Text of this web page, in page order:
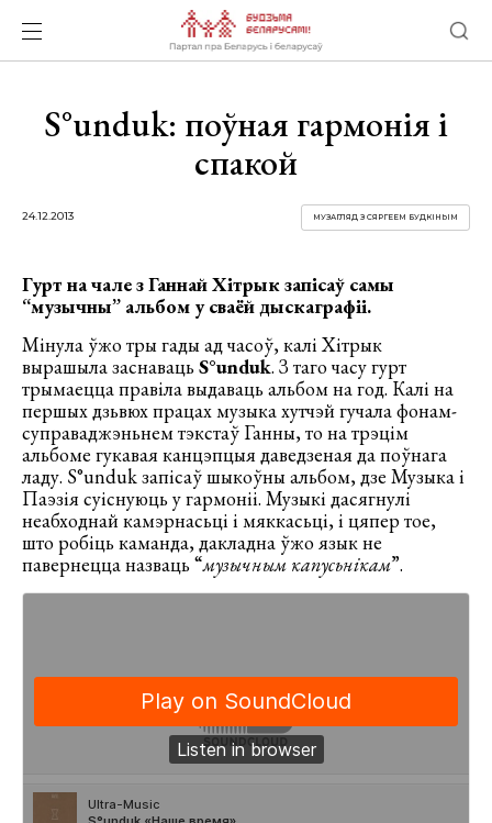
S°unduk: поўная гармонія і
спакой
24.12.2013 МУЗАГЛЯД З СЯРГЕЕМ БУДКІНЫМ
Гурт на чале з Ганнай Хітрык запісаў самы
“музычны” альбом у сваёй дыскаграфіі.
Мінула ўжо тры гады ад часоў, калі Хітрык
вырашыла заснавацьS°unduk. З таго часу гурт
трымаецца правіла выдаваць альбом на год. Калі на
першых дзьвюх працах музыка хутчэй гучала фонам-
суправаджэньнем тэкстаў Ганны, то на трэцім
альбоме гукавая канцэпцыя даведзеная да поўнага
ладу. S°unduk запісаў шыкоўны альбом, дзе Музыка і
Паэзія суіснуюць у гармоніі. Музыкі дасягнулі
неабходнай камэрнасьці і мяккасьці, і цяпер тое,
што робіць каманда, дакладна ўжо язык не
павернецца назваць “музычным капусьнікам”.